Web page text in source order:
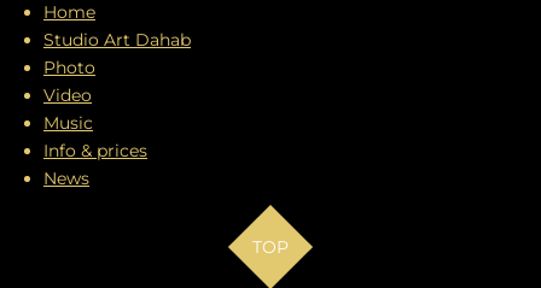
Home
Studio Art Dahab
Photo
Video
Music
Info & prices
News
TOP